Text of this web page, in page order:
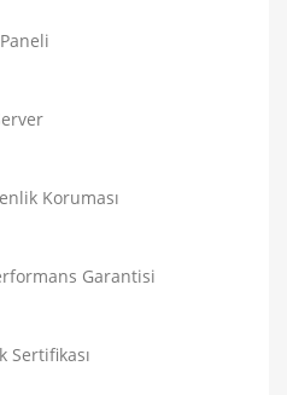
Koruması
Garantisi
Sertifikası